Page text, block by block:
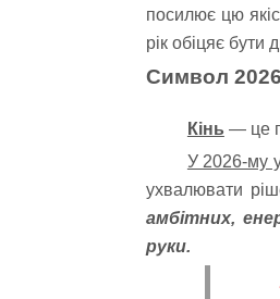
посилює цю
рік обіцяє бути
Символ
Кінь — це
У 2026-му у
ухвалювати
амбітних,
руки.